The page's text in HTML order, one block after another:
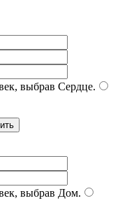
выбрав Сердце.
выбрав Дом.